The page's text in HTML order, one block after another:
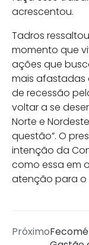
acrescentou.
Tadros
momento que
ações que
mais afastadas
de recessão
voltar a se
Norte e
questão”. O
intenção da
como essa em
atenção para o
Próximo